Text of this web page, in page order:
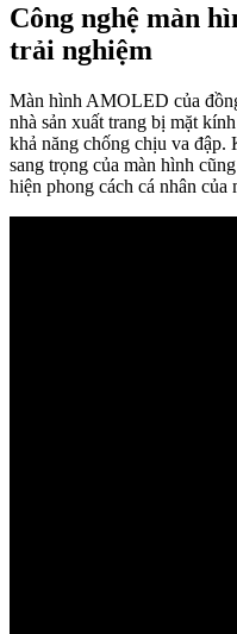
Công nghệ màn
trải nghiệm
Màn hình AMOLED của
nhà sản xuất trang bị mặt
khả năng chống chịu va đập.
sang trọng của màn hình
hiện phong cách cá nhân của